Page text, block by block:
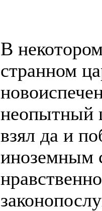
В
странном
неопытный
взял да и
иноземным